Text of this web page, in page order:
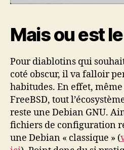
Mais ou est
Pour diablotins qui
coté obscur, il va falloir
habitudes. En effet,
FreeBSD, tout
reste une Debian GNU.
fichiers de configuration
une Debian « classique » (